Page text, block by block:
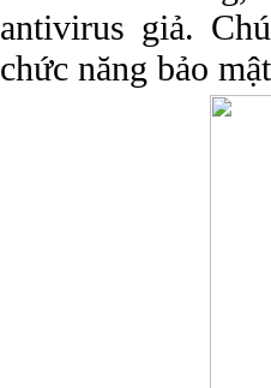
antivirus giả.
chức năng bảo